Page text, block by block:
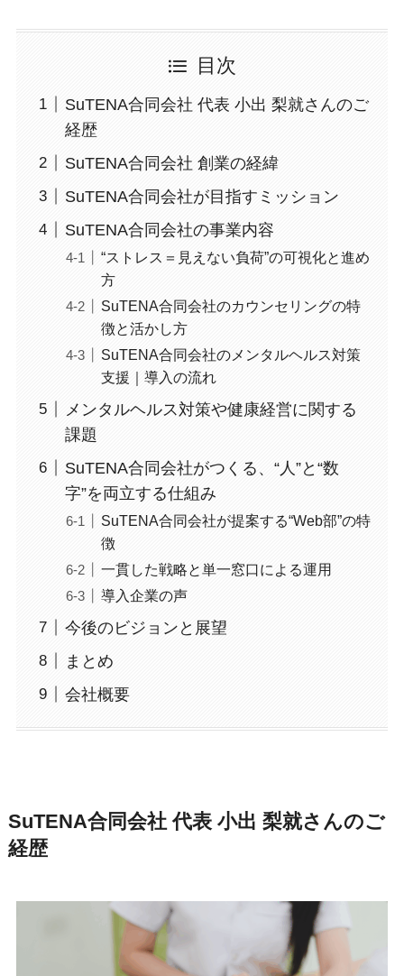
目次
SuTENA合同会社 代表 小出 梨就さんのご
経歴
SuTENA合同会社 創業の経緯
SuTENA合同会社が目指すミッション
SuTENA合同会社の事業内容
“ストレス＝見えない負荷”の可視化と進め
方
SuTENA合同会社のカウンセリングの特
徴と活かし方
SuTENA合同会社のメンタルヘルス対策
支援｜導入の流れ
メンタルヘルス対策や健康経営に関する
課題
SuTENA合同会社がつくる、“人”と“数
字”を両立する仕組み
SuTENA合同会社が提案する“Web部”の特
徴
一貫した戦略と単一窓口による運用
導入企業の声
今後のビジョンと展望
まとめ
会社概要
SuTENA合同会社 代表 小出 梨就さんのご
経歴